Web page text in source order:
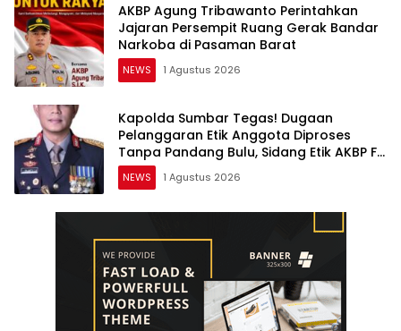
AKBP Agung Tribawanto Perintahkan
Jajaran Persempit Ruang Gerak Bandar
Narkoba di Pasaman Barat
NEWS 1 Agustus 2026
Kapolda Sumbar Tegas! Dugaan
Pelanggaran Etik Anggota Diproses
Tanpa Pandang Bulu, Sidang Etik AKBP F
Dipercepat
NEWS 1 Agustus 2026